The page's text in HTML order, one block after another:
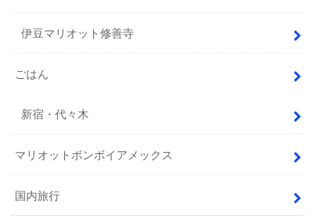
伊豆マリオット修善寺
ごはん
新宿・代々木
マリオットボンボイアメックス
国内旅行